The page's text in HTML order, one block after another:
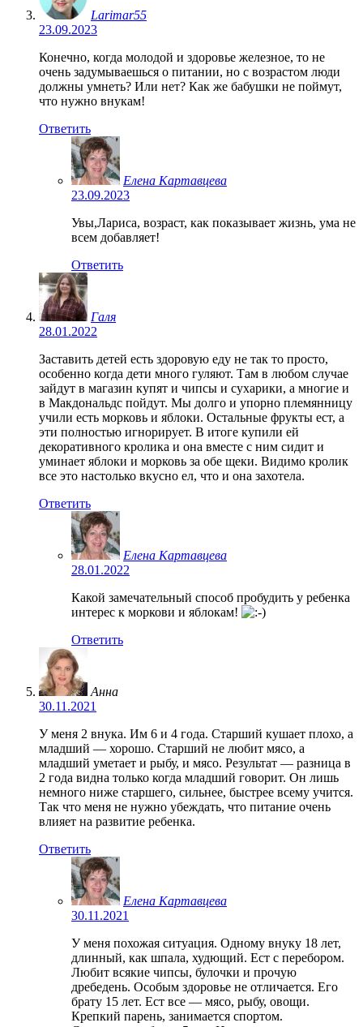
Larimar55
23.09.2023
Конечно, когда молодой и здоровье железное, то не
очень задумываешься о питании, но с возрастом люди
должны умнеть? Или нет? Как же бабушки не поймут,
что нужно внукам!
Ответить
Елена Картавцева
23.09.2023
Увы,Лариса, возраст, как показывает жизнь, ума не
всем добавляет!
Ответить
Галя
28.01.2022
Заставить детей есть здоровую еду не так то просто,
особенно когда дети много гуляют. Там в любом случае
зайдут в магазин купят и чипсы и сухарики, а многие и
в Макдональдс пойдут. Мы долго и упорно племянницу
учили есть морковь и яблоки. Остальные фрукты ест, а
эти полностью игнорирует. В итоге купили ей
декоративного кролика и она вместе с ним сидит и
уминает яблоки и морковь за обе щеки. Видимо кролик
все это настолько вкусно ел, что и она захотела.
Ответить
Елена Картавцева
28.01.2022
Какой замечательный способ пробудить у ребенка
интерес к моркови и яблокам!
Ответить
Анна
30.11.2021
У меня 2 внука. Им 6 и 4 года. Старший кушает плохо, а
младший — хорошо. Старший не любит мясо, а
младший уметает и рыбу, и мясо. Результат — разница в
2 года видна только когда младший говорит. Он лишь
немного ниже старшего, сильнее, быстрее всему учится.
Так что меня не нужно убеждать, что питание очень
влияет на развитие ребенка.
Ответить
Елена Картавцева
30.11.2021
У меня похожая ситуация. Одному внуку 18 лет,
длинный, как шпала, худющий. Ест с перебором.
Любит всякие чипсы, булочки и прочую
дребедень. Особым здоровье не отличается. Его
брату 15 лет. Ест все — мясо, рыбу, овощи.
Крепкий парень, занимается спортом.